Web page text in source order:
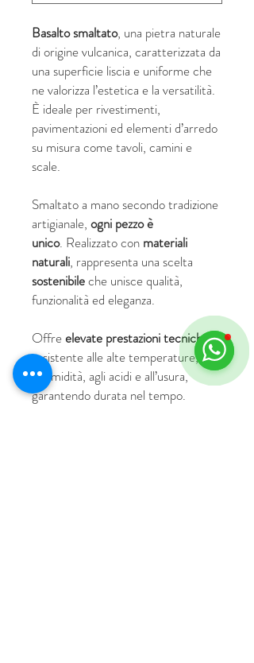
Basalto smaltato, una pietra naturale
di origine vulcanica, caratterizzata da
una superficie liscia e uniforme che
ne valorizza l’estetica e la versatilità.
È ideale per rivestimenti,
pavimentazioni ed elementi d’arredo
su misura come tavoli, camini e
scale.
Smaltato a mano secondo tradizione
artigianale, ogni pezzo è
unico. Realizzato con materiali
naturali, rappresenta una scelta
sostenibileche unisce qualità,
funzionalità ed eleganza.
Offreelevate prestazioni tecniche: è
resistente alle alte temperature,
all’umidità, agli acidi e all’usura,
garantendo durata nel tempo.